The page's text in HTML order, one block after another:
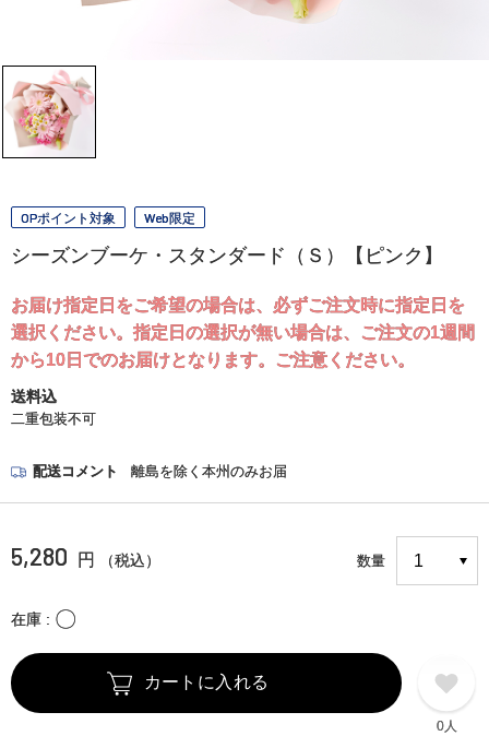
OPポイント対象 Web限定
シーズンブーケ・スタンダード（Ｓ）【ピンク】
お届け指定日をご希望の場合は、必ずご注文時に指定日を
選択ください。指定日の選択が無い場合は、ご注文の1週間
から10日でのお届けとなります。ご注意ください。
送料込
二重包装不可
配送コメント 離島を除く本州のみお届
5,280 円 （税込） 数量
在庫 〇
カートに入れる
0人